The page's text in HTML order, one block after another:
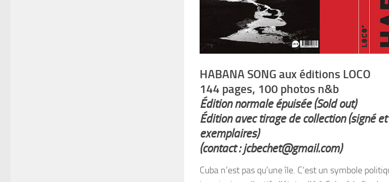
HABANA SONG aux éditions LOCO
144 pages, 100 photos n&b
Édition normale épuisée (Sold out)
Édition avec tirage de collection (signé
exemplaires)
(contact : jcbechet@gmail.com)
Cuba n’est pas qu’une île. C’est un symbole